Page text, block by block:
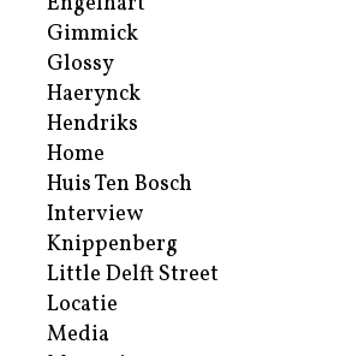
Gimmick
Glossy
Haerynck
Hendriks
Home
Huis Ten Bosch
Interview
Knippenberg
Little Delft Street
Locatie
Media